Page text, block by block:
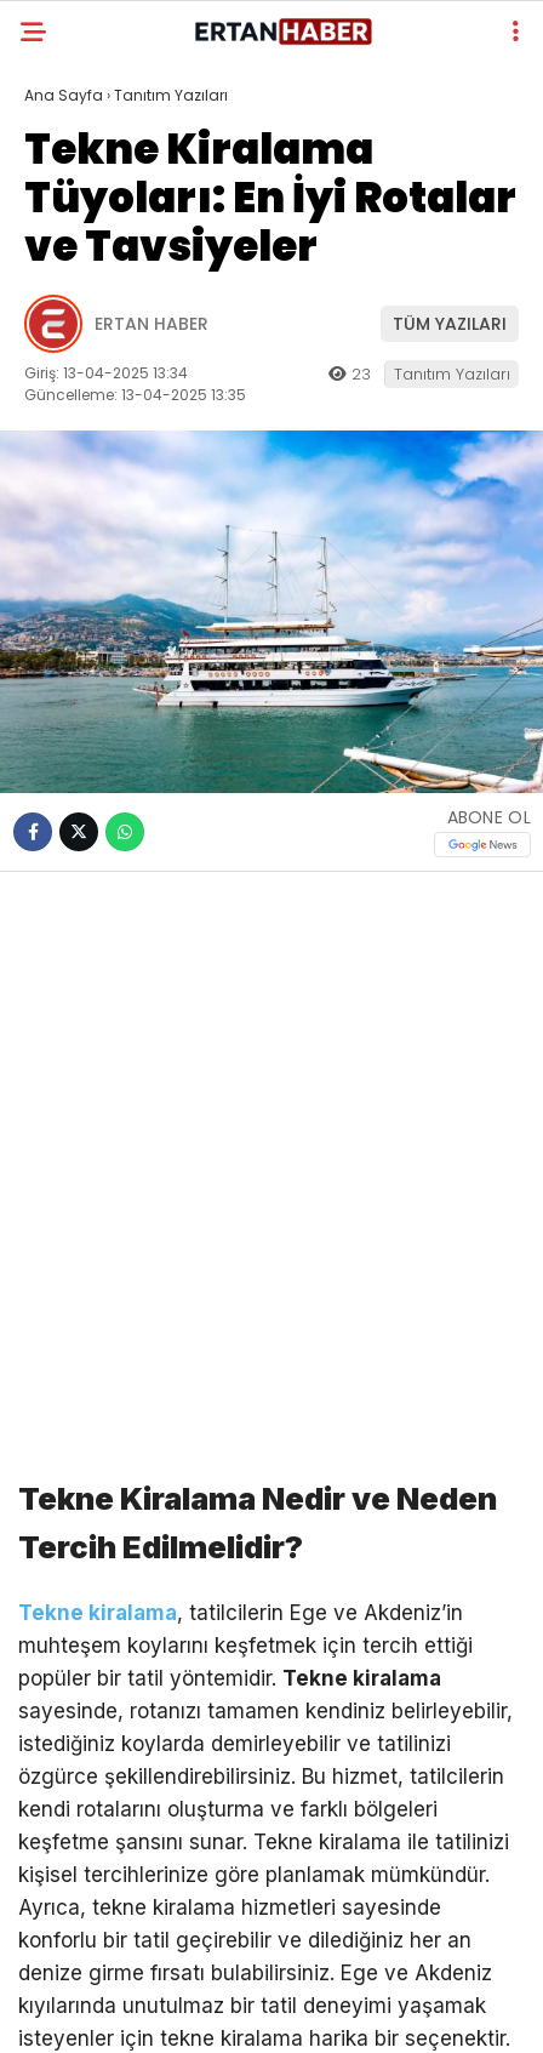
Ana Sayfa ›Tanıtım Yazıları
Tekne Kiralama
Tüyoları: En İyi Rotalar
ve Tavsiyeler
ERTAN HABER TÜM YAZILARI
Giriş: 13-04-2025 13:34
Güncelleme: 13-04-2025 13:35
23 Tanıtım Yazıları
ABONE OL
Tekne Kiralama Nedir ve Neden
Tercih Edilmelidir?
Tekne kiralama, tatilcilerin Ege ve Akdeniz’in
muhteşem koylarını keşfetmek için tercih ettiği
popüler bir tatil yöntemidir. Tekne kiralama
sayesinde, rotanızı tamamen kendiniz belirleyebilir,
istediğiniz koylarda demirleyebilir ve tatilinizi
özgürce şekillendirebilirsiniz. Bu hizmet, tatilcilerin
kendi rotalarını oluşturma ve farklı bölgeleri
keşfetme şansını sunar. Tekne kiralama ile tatilinizi
kişisel tercihlerinize göre planlamak mümkündür.
Ayrıca, tekne kiralama hizmetleri sayesinde
konforlu bir tatil geçirebilir ve dilediğiniz her an
denize girme fırsatı bulabilirsiniz. Ege ve Akdeniz
kıyılarında unutulmaz bir tatil deneyimi yaşamak
isteyenler için tekne kiralama harika bir seçenektir.